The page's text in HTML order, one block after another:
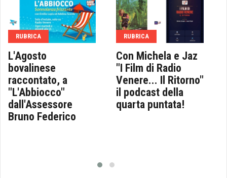
RUBRICA
L'Agosto
bovalinese
raccontato, a
"L'Abbiocco"
dall'Assessore
Bruno Federico
RUBRICA
Con Michela e Jaz
"I Film di Radio
Venere... Il Ritorno"
il podcast della
quarta puntata!